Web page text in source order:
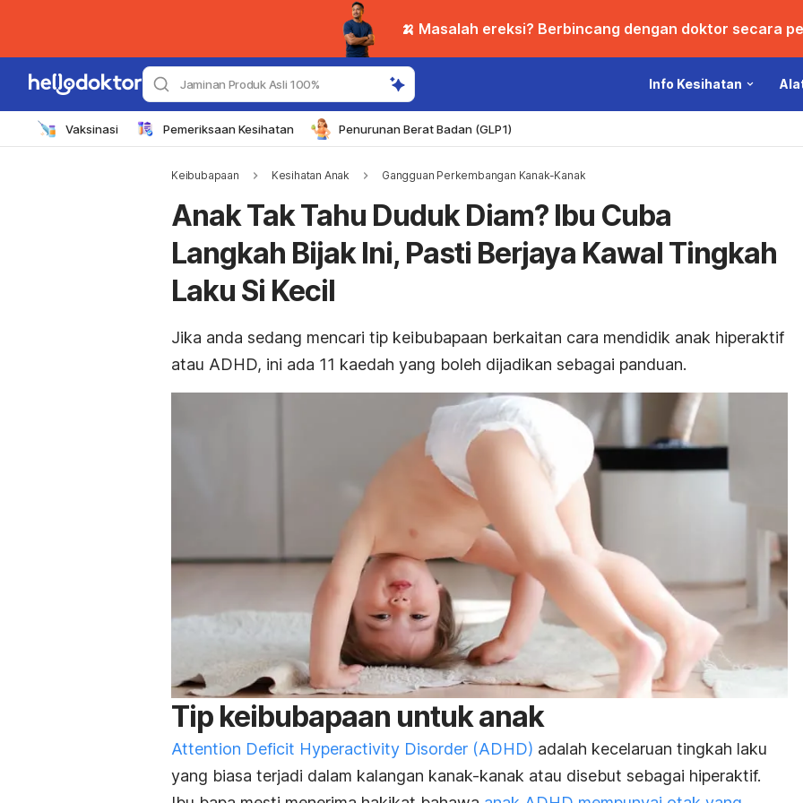
🍌 Masalah ereksi? Berbincang dengan doktor secara
Jaminan Produk Asli 100% Info Kesihatan
Vaksinasi Pemeriksaan Kesihatan Penurunan Berat Badan (GLP1)
Keibubapaan Kesihatan Anak Gangguan Perkembangan Kanak-Kanak
Anak Tak Tahu Duduk Diam? Ibu Cuba
Langkah Bijak Ini, Pasti Berjaya Kawal Tingkah
Laku Si Kecil
Jika anda sedang mencari tip keibubapaan berkaitan cara mendidik anak hiperaktif
atau ADHD, ini ada 11 kaedah yang boleh dijadikan sebagai panduan.
Tip keibubapaan untuk anak
Attention Deficit Hyperactivity Disorder (ADHD) adalah kecelaruan tingkah laku
yang biasa terjadi dalam kalangan kanak-kanak atau disebut sebagai hiperaktif.